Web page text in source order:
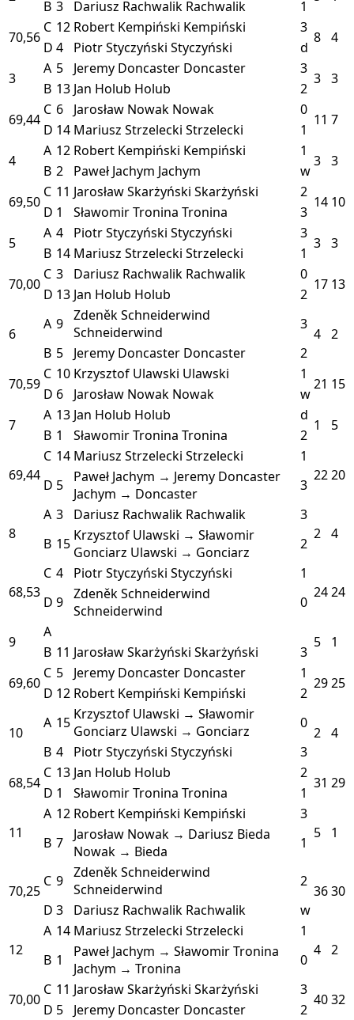
B 3 Dariusz Rachwalik Rachwalik
1
70,56
C 12 Robert Kempiński Kempiński 3
8 4
D 4 Piotr Styczyński Styczyński
d
3
A 5 Jeremy Doncaster Doncaster 3
3 3
B 13 Jan Holub Holub
2
69,44
C 6 Jarosław Nowak Nowak 0
11 7
D 14 Mariusz Strzelecki Strzelecki
1
4
A 12 Robert Kempiński Kempiński 1
3 3
B 2 Paweł Jachym Jachym
w
69,50
C 11 Jarosław Skarżyński Skarżyński 2
14 10
D 1 Sławomir Tronina Tronina
3
5
A 4 Piotr Styczyński Styczyński 3
3 3
B 14 Mariusz Strzelecki Strzelecki
1
70,00
C 3 Dariusz Rachwalik Rachwalik 0
17 13
D 13 Jan Holub Holub 2
6
A 9 Zdeněk Schneiderwind
Schneiderwind
3
4 2
B 5 Jeremy Doncaster Doncaster
2
70,59
C 10 Krzysztof Ulawski Ulawski 1
21 15
D 6 Jarosław Nowak Nowak
w
7
A 13 Jan Holub Holub d
1 5
B 1 Sławomir Tronina Tronina 2
69,44
C 14 Mariusz Strzelecki Strzelecki
1
2220
D 5
Paweł Jachym → Jeremy Doncaster
Jachym → Doncaster
3
8
A 3 Dariusz Rachwalik Rachwalik
3
2 4
B 15 Krzysztof Ulawski → Sławomir
Gonciarz Ulawski → Gonciarz 2
68,53
C 4 Piotr Styczyński Styczyński
1
2424
D 9 Zdeněk Schneiderwind
Schneiderwind
0
9
A
5 1
B 11 Jarosław Skarżyński Skarżyński
3
69,60
C 5 Jeremy Doncaster Doncaster 1
2925
D 12 Robert Kempiński Kempiński 2
10
A 15 Krzysztof Ulawski → Sławomir
Gonciarz Ulawski → Gonciarz 0
2 4
B 4 Piotr Styczyński Styczyński
3
68,54
C 13 Jan Holub Holub 2
31 29
D 1 Sławomir Tronina Tronina 1
11
A 12 Robert Kempiński Kempiński
3
5
1
B 7
Jarosław Nowak → Dariusz Bieda
Nowak → Bieda
1
70,25
C 9 Zdeněk Schneiderwind
Schneiderwind
2
3630
D 3 Dariusz Rachwalik Rachwalik w
12
A 14 Mariusz Strzelecki Strzelecki
1
4 2
B 1
Paweł Jachym → Sławomir Tronina
Jachym → Tronina
0
70,00
C 11 Jarosław Skarżyński Skarżyński 3
4032
D 5 Jeremy Doncaster Doncaster 2